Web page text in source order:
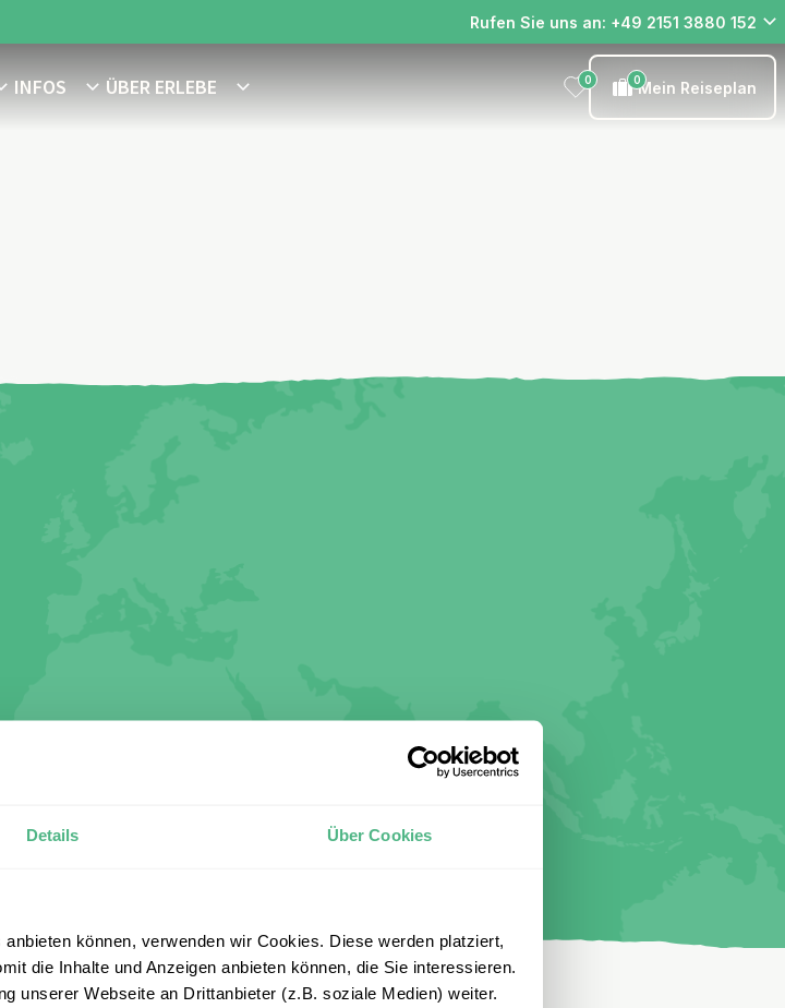
Details Über Cookies
können, verwenden wir Cookies. Diese werden platziert,
die Inhalte und Anzeigen anbieten können, die Sie interessieren.
unserer Webseite an Drittanbieter (z.B. soziale Medien) weiter.
Rufen Sie uns an: +49 2151 3880 152
INFOS ÜBER ERLEBE 0 0Mein Reiseplan